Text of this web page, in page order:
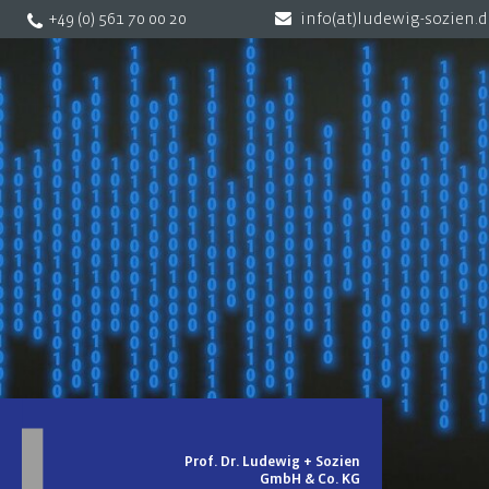
Prof. Dr. Ludewig + Sozien
GmbH & Co. KG
+49 (0) 561 70 00 20 info(at)ludewig-